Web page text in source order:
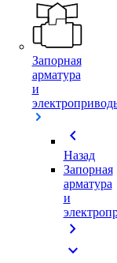
Запорная
арматура
и
chevron_left
Назад
Запорная
арматура
и
chevron_right
expand_more